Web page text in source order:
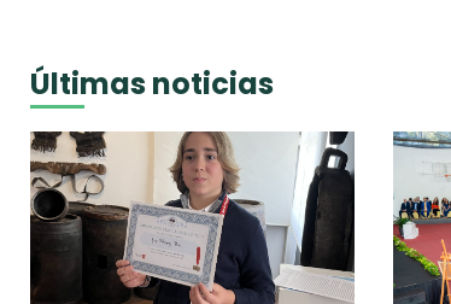
Últimas noticias